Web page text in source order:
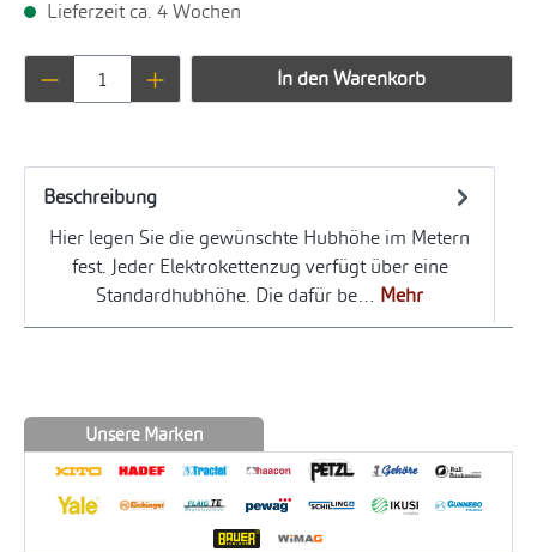
Lieferzeit ca. 4 Wochen
Produkt Anzahl: Gib den gewünschten
In den Warenkorb
Beschreibung
Hier legen Sie die gewünschte Hubhöhe im Metern
fest. Jeder Elektrokettenzug verfügt über eine
Standardhubhöhe. Die dafür be… Mehr
Unsere Marken